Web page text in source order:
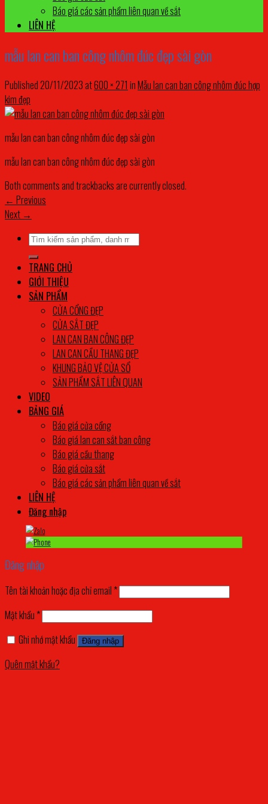
Báo giá các sản phẩm liên quan về sắt
LIÊN HỆ
mẫu lan can ban công nhôm đúc đẹp sài gòn
Published20/11/2023at600 × 271 inMẫu lan can ban công nhôm đúc hợp
kim đẹp
mẫu lan can ban công nhôm đúc đẹp sài gòn
mẫu lan can ban công nhôm đúc đẹp sài gòn
Both comments and trackbacks are currently closed.
← Previous
Next →
Tìm
kiếm:
TRANG CHỦ
GIỚI THIỆU
SẢN PHẨM
CỬA CỔNG ĐẸP
CỬA SẮT ĐẸP
LAN CAN BAN CÔNG ĐẸP
LAN CAN CẦU THANG ĐẸP
KHUNG BẢO VỆ CỬA SỔ
SẢN PHẨM SẮT LIÊN QUAN
VIDEO
BẢNG GIÁ
Báo giá cửa cổng
Báo giá lan can sắt ban công
Báo giá cầu thang
Báo giá cửa sắt
Báo giá các sản phẩm liên quan về sắt
LIÊN HỆ
Đăng nhập
Đăng nhập
Tên tài khoản hoặc địa chỉ email *
Mật khẩu *
Ghi nhớ mật khẩu
Đăng nhập
Quên mật khẩu?